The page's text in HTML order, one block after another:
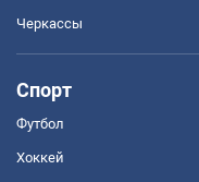
Черкассы
Спорт
Футбол
Хоккей